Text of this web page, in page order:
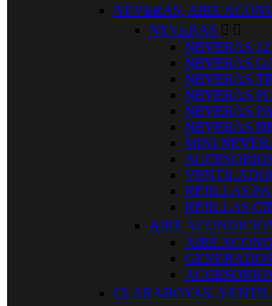
NEVERAS, AIRE
NEVERAS  
NEVERAS
NEVERAS
NEVERAS
NEVERAS
NEVERAS
NEVERAS
MINI
REJILLAS
REJILLAS
AIRE
AIRE
CLARABOYAS,